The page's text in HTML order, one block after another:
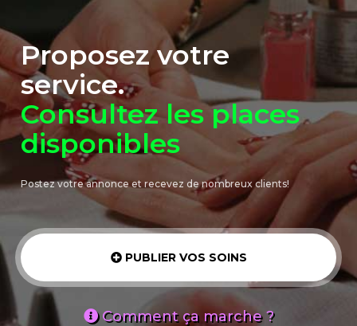
Proposez votre
service.
Consultez les places
disponibles
Postez votre annonce et recevez de nombreux clients!
PUBLIER VOS SOINS
Comment ça marche ?